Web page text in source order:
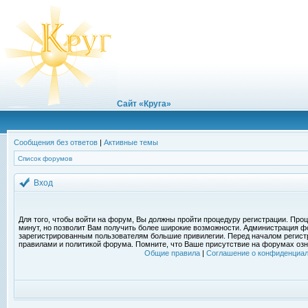
Сайт «Круга»
Сообщения без ответов | Активные темы
Список форумов
Вход
Для того, чтобы войти на форум, Вы должны пройти процедуру регистрации.
минут, но позволит Вам получить более широкие возможности. Администрация
зарегистрированным пользователям большие привилегии. Перед началом
правилами и политикой форума. Помните, что Ваше присутствие на форумах
Общие правила| Соглашение о